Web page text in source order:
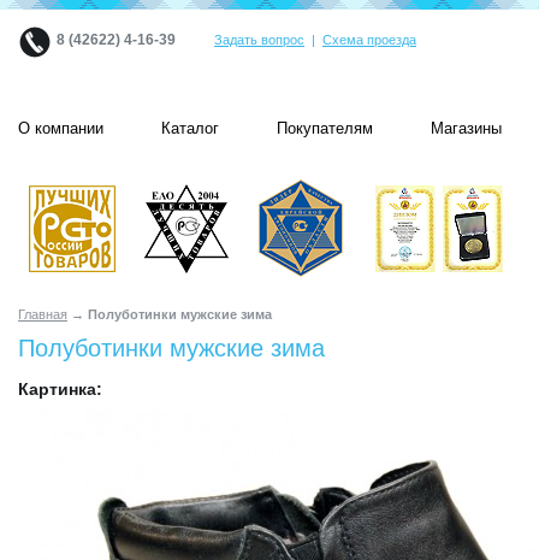
8 (42622) 4-16-39 Задать вопрос | Схема проезда
О компании Каталог Покупателям Магазины
Главная → Полуботинки мужские зима
Полуботинки мужские зима
Картинка: